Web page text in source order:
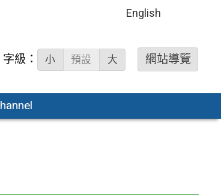
English
字級： 小 預設 大 網站導覽